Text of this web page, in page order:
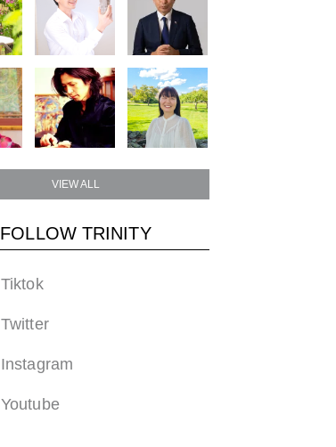
VIEW ALL
FOLLOW TRINITY
Tiktok
Twitter
Instagram
Youtube